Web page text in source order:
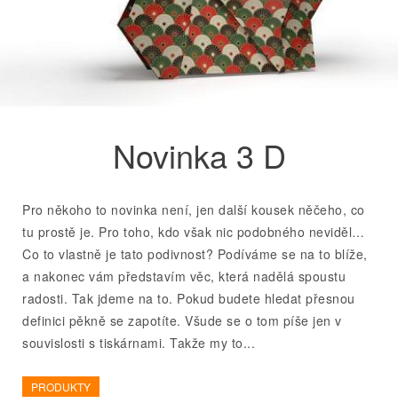
Novinka 3 D
Pro někoho to novinka není, jen další kousek něčeho, co
tu prostě je. Pro toho, kdo však nic podobného neviděl…
Co to vlastně je tato podivnost? Podíváme se na to blíže,
a nakonec vám představím věc, která nadělá spoustu
radosti. Tak jdeme na to. Pokud budete hledat přesnou
definici pěkně se zapotíte. Všude se o tom píše jen v
souvislosti s tiskárnami. Takže my to...
PRODUKTY